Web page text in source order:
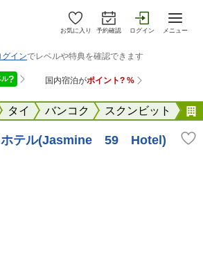
お気に入り 予約確認 ログイン メニュー
タイ バンコク スクンビット
テル(Jasmine 59 Hotel)